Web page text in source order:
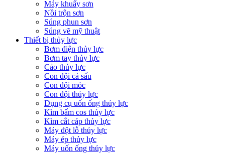
Máy khuấy sơn
Nồi trộn sơn
Súng phun sơn
Súng vẽ mỹ thuật
Thiết bị thủy lực
Bơm điện thủy lực
Bơm tay thủy lực
Cảo thủy lực
Con đội cá sấu
Con đội móc
Con đội thủy lực
Dụng cụ uốn ống thủy lực
Kìm bấm cos thủy lực
Kìm cắt cáp thủy lực
Máy đột lỗ thủy lực
Máy ép thủy lực
Máy uốn ống thủy lực